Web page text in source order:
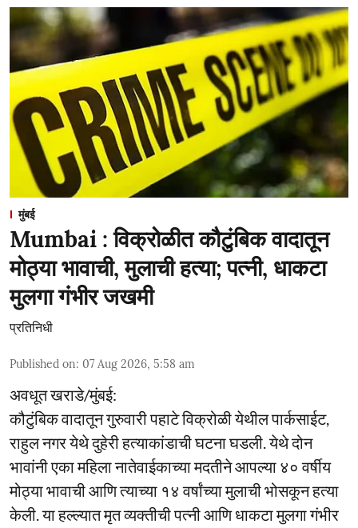
मुंबई
Mumbai : विक्रोळीत कौटुंबिक वादातून
मोठ्या भावाची, मुलाची हत्या; पत्नी, धाकटा
मुलगा गंभीर जखमी
प्रतिनिधी
Published on: 07 Aug 2026, 5:58 am
अवधूत खराडे/मुंबई:
कौटुंबिक वादातून गुरुवारी पहाटे विक्रोळी येथील पार्कसाईट,
राहुल नगर येथे दुहेरी हत्याकांडाची घटना घडली. येथे दोन
भावांनी एका महिला नातेवाईकाच्या मदतीने आपल्या ४० वर्षीय
मोठ्या भावाची आणि त्याच्या १४ वर्षांच्या मुलाची भोसकून हत्या
केली. या हल्ल्यात मृत व्यक्तीची पत्नी आणि धाकटा मुलगा गंभीर